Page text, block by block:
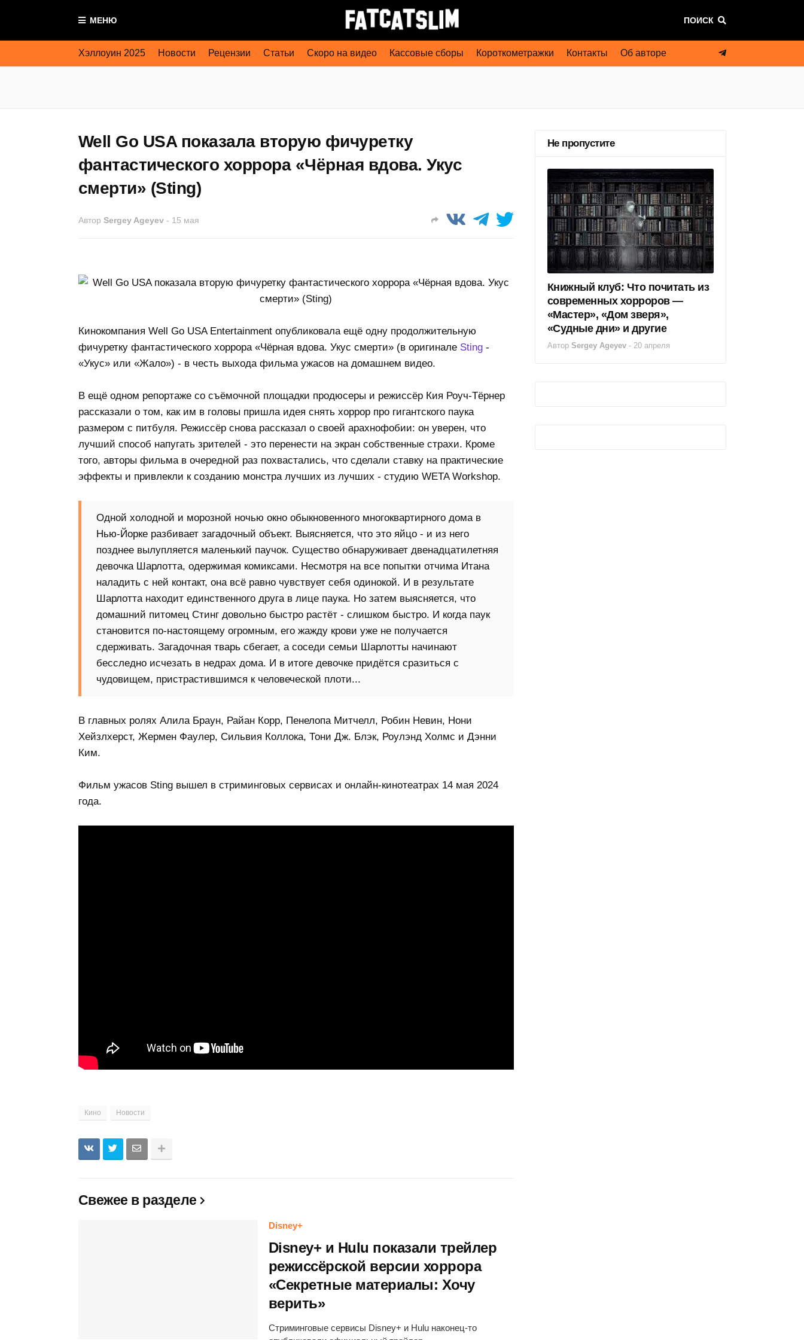
МЕНЮ ПОИСК
Хэллоуин 2025 Новости Рецензии Статьи Скоро на видео Кассовые сборы Короткометражки Контакты Об авторе
Well Go USA показала вторую фичуретку
фантастического хоррора «Чёрная вдова. Укус
смерти» (Sting)
Автор Sergey Ageyev - 15 мая
Кинокомпания Well Go USA Entertainment опубликовала ещё одну продолжительную
фичуретку фантастического хоррора «Чёрная вдова. Укус смерти» (в оригинале Sting-
«Укус» или «Жало») - в честь выхода фильма ужасов на домашнем видео.
В ещё одном репортаже со съёмочной площадки продюсеры и режиссёр Кия Роуч-Тёрнер
рассказали о том, как им в головы пришла идея снять хоррор про гигантского паука
размером с питбуля. Режиссёр снова рассказал о своей арахнофобии: он уверен, что
лучший способ напугать зрителей - это перенести на экран собственные страхи. Кроме
того, авторы фильма в очередной раз похвастались, что сделали ставку на практические
эффекты и привлекли к созданию монстра лучших из лучших - студию WETA Workshop.
Одной холодной и морозной ночью окно обыкновенного многоквартирного дома в
Нью-Йорке разбивает загадочный объект. Выясняется, что это яйцо - и из него
позднее вылупляется маленький паучок. Существо обнаруживает двенадцатилетняя
девочка Шарлотта, одержимая комиксами. Несмотря на все попытки отчима Итана
наладить с ней контакт, она всё равно чувствует себя одинокой. И в результате
Шарлотта находит единственного друга в лице паука. Но затем выясняется, что
домашний питомец Стинг довольно быстро растёт - слишком быстро. И когда паук
становится по-настоящему огромным, его жажду крови уже не получается
сдерживать. Загадочная тварь сбегает, а соседи семьи Шарлотты начинают
бесследно исчезать в недрах дома. И в итоге девочке придётся сразиться с
чудовищем, пристрастившимся к человеческой плоти...
В главных ролях Алила Браун, Райан Корр, Пенелопа Митчелл, Робин Невин, Нони
Хейзлхерст, Жермен Фаулер, Сильвия Коллока, Тони Дж. Блэк, Роулэнд Холмс и Дэнни
Ким.
Фильм ужасов Sting вышел в стриминговых сервисах и онлайн-кинотеатрах 14 мая 2024
года.
Кино Новости
Свежее в разделе
Disney+
Disney+ и Hulu показали трейлер
режиссёрской версии хоррора
«Секретные материалы: Хочу
верить»
Стриминговые сервисы Disney+ и Hulu наконец-то
Не пропустите
Книжный клуб: Что почитать из
современных хорроров —
«Мастер», «Дом зверя»,
«Судные дни» и другие
Автор Sergey Ageyev - 20 апреля